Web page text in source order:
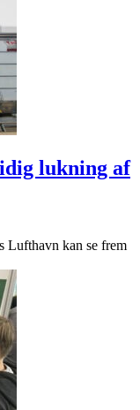
lukning af
Lufthavn kan se frem